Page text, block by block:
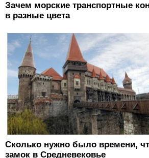
Зачем морские транспортные
в разные цвета
Сколько нужно было времени,
замок в Средневековье